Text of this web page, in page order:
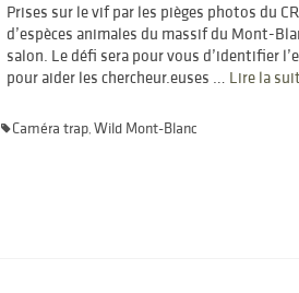
Prises sur le vif par les pièges photos du
d’espèces animales du massif du Mont-
salon. Le défi sera pour vous d’identifier
pour aider les chercheur.euses … Lire la
Caméra trap, Wild Mont-Blanc